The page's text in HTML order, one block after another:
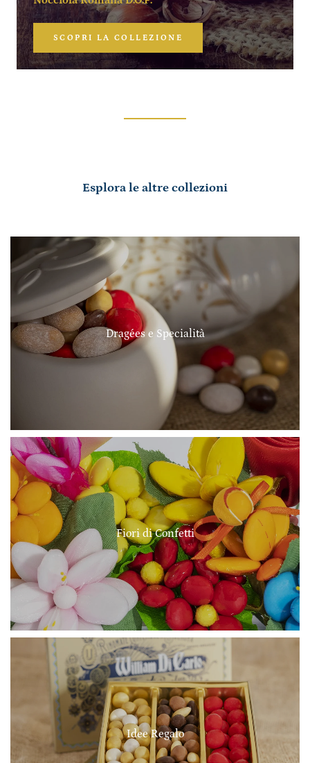
SCOPRI LA COLLEZIONE
Esplora le altre collezioni
Dragées e Specialità
Fiori di Confetti
Idee Regalo